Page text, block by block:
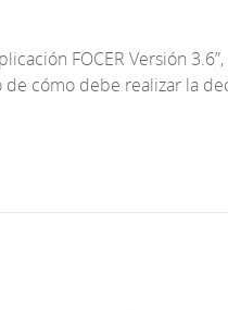
FOCER Versión
de cómo debe realizar la